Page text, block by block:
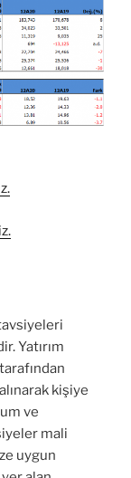
Yatırım
kişiye
ve
mali
uygun